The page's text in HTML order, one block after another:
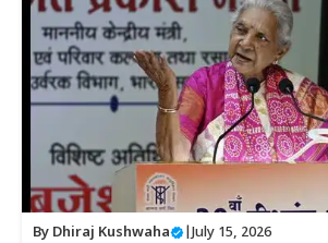
By Dhiraj Kushwaha July 15, 2026